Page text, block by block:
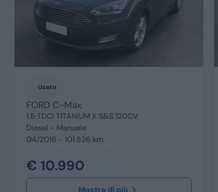
Usato
FORD C-Max
1.5 TDCI TITANIUM X S&S 120CV
Diesel - Manuale
04/2016 - 101.526 km
€ 10.990
Mostra di più